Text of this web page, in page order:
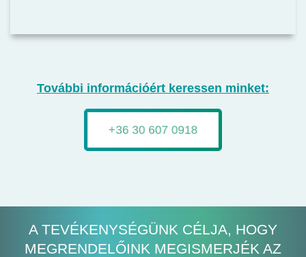
További információért keressen minket:
+36 30 607 0918
A TEVÉKENYSÉGÜNK CÉLJA, HOGY
MEGRENDELŐINK MEGISMERJÉK AZ